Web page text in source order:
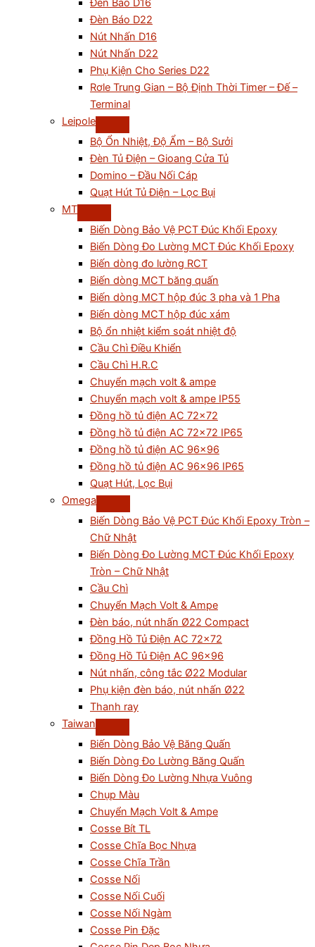
Đèn Báo D16
Đèn Báo D22
Nút Nhấn D16
Nút Nhấn D22
Phụ Kiện Cho Series D22
Rơle Trung Gian – Bộ Định Thời Timer – Đế –
Terminal
Leipole
Bộ Ổn Nhiệt, Độ Ẩm – Bộ Sưởi
Đèn Tủ Điện – Gioang Cửa Tủ
Domino – Đầu Nối Cáp
Quạt Hút Tủ Điện – Lọc Bụi
MT
Biến Dòng Bảo Vệ PCT Đúc Khối Epoxy
Biến Dòng Đo Lường MCT Đúc Khối Epoxy
Biến dòng đo lường RCT
Biến dòng MCT băng quấn
Biến dòng MCT hộp đúc 3 pha và 1 Pha
Biến dòng MCT hộp đúc xám
Bộ ổn nhiệt kiểm soát nhiệt độ
Cầu Chì Điều Khiển
Cầu Chì H.R.C
Chuyển mạch volt & ampe
Chuyển mạch volt & ampe IP55
Đồng hồ tủ điện AC 72×72
Đồng hồ tủ điện AC 72×72 IP65
Đồng hồ tủ điện AC 96×96
Đồng hồ tủ điện AC 96×96 IP65
Quạt Hút, Lọc Bụi
Omega
Biến Dòng Bảo Vệ PCT Đúc Khối Epoxy Tròn –
Chữ Nhật
Biến Dòng Đo Lường MCT Đúc Khối Epoxy
Tròn – Chữ Nhật
Cầu Chì
Chuyển Mạch Volt & Ampe
Đèn báo, nút nhấn Ø22 Compact
Đồng Hồ Tủ Điện AC 72×72
Đồng Hồ Tủ Điện AC 96×96
Nút nhấn, công tắc Ø22 Modular
Phụ kiện đèn báo, nút nhấn Ø22
Thanh ray
Taiwan
Biến Dòng Bảo Vệ Băng Quấn
Biến Dòng Đo Lường Băng Quấn
Biến Dòng Đo Lường Nhựa Vuông
Chụp Màu
Chuyển Mạch Volt & Ampe
Cosse Bít TL
Cosse Chĩa Bọc Nhựa
Cosse Chĩa Trần
Cosse Nối
Cosse Nối Cuối
Cosse Nối Ngàm
Cosse Pin Đặc